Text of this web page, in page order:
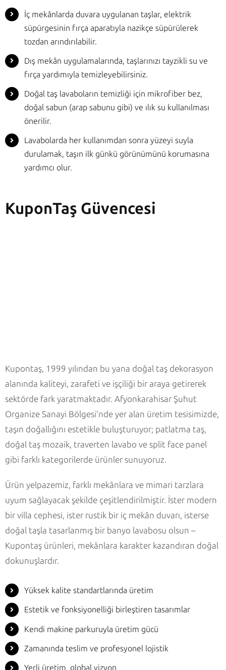
İç mekânlarda duvara uygulanan taşlar, elektrik
süpürgesinin fırça aparatıyla nazikçe süpürülerek
tozdan arındırılabilir.
Dış mekân uygulamalarında, taşlarınızı tayzikli su ve
fırça yardımıyla temizleyebilirsiniz.
Doğal taş lavaboların temizliği için mikrofiber bez,
doğal sabun (arap sabunu gibi) ve ılık su kullanılması
önerilir.
Lavabolarda her kullanımdan sonra yüzeyi suyla
durulamak, taşın ilk günkü görünümünü korumasına
yardımcı olur.
KuponTaş Güvencesi
Kupontaş, 1999 yılından bu yana doğal taş dekorasyon
alanında kaliteyi, zarafeti ve işçiliği bir araya getirerek
sektörde fark yaratmaktadır. Afyonkarahisar Şuhut
Organize Sanayi Bölgesi’nde yer alan üretim tesisimizde,
taşın doğallığını estetikle buluşturuyor; patlatma taş,
doğal taş mozaik, traverten lavabo ve split face panel
gibi farklı kategorilerde ürünler sunuyoruz.
Ürün yelpazemiz, farklı mekânlara ve mimari tarzlara
uyum sağlayacak şekilde çeşitlendirilmiştir. İster modern
bir villa cephesi, ister rustik bir iç mekân duvarı, isterse
doğal taşla tasarlanmış bir banyo lavabosu olsun –
Kupontaş ürünleri, mekânlara karakter kazandıran doğal
dokunuşlardır.
Yüksek kalite standartlarında üretim
Estetik ve fonksiyonelliği birleştiren tasarımlar
Kendi makine parkuruyla üretim gücü
Zamanında teslim ve profesyonel lojistik
Yerli üretim, global vizyon